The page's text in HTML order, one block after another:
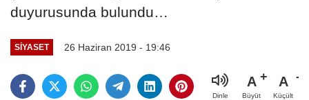
duyurusunda bulundu…
SIYASET 26 Haziran 2019 - 19:46
Dinle
A
Büyüt
A
Küçült